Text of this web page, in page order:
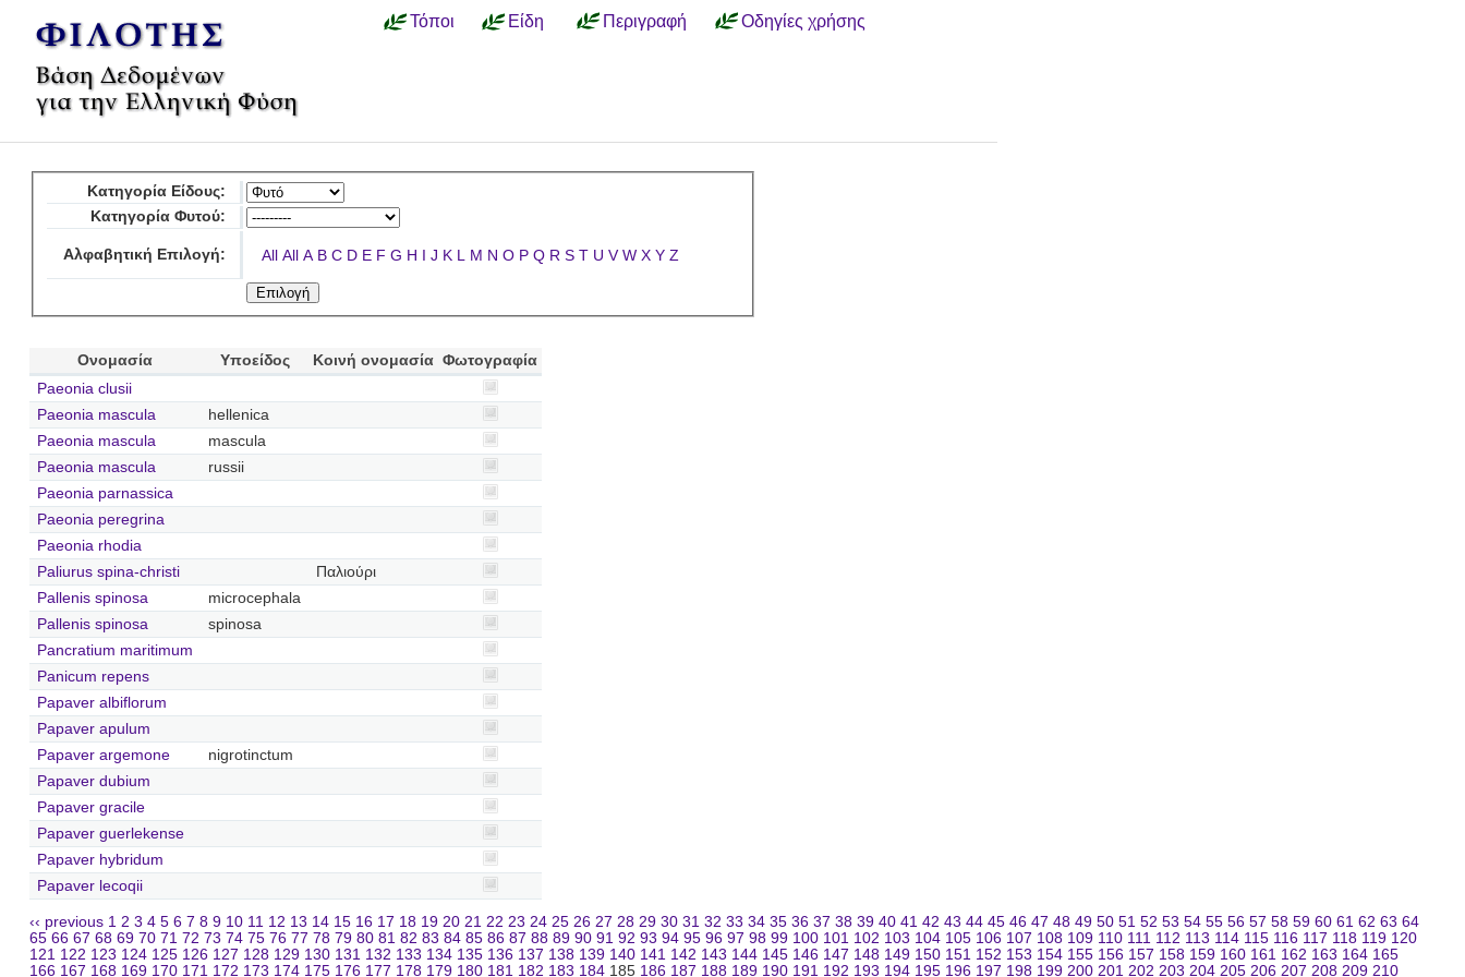
Τόποι Είδη Περιγραφή Οδηγίες χρήσης
Κατηγορία Είδους:
Κατηγορία Φυτού:
Αλφαβητική Επιλογή: All All A B C D E F G H I J K L M N O P Q R S T U V W X Y Z
Ονομασία Υποείδος Κοινή ονομασία Φωτογραφία
Paeonia clusii
Paeonia mascula
hellenica
Paeonia mascula
mascula
Paeonia mascula
russii
Paeonia parnassica
Paeonia peregrina
Paeonia rhodia
Paliurus spina-christi
Παλιούρι
Pallenis spinosa
microcephala
Pallenis spinosa
spinosa
Pancratium maritimum
Panicum repens
Papaver albiflorum
Papaver apulum
Papaver argemone
nigrotinctum
Papaver dubium
Papaver gracile
Papaver guerlekense
Papaver hybridum
Papaver lecoqii
‹‹ previous 1 2 3 4 5 6 7 8 9 10 11 12 13 14 15 16 17 18 19 20 21 22 23 24 25 26 27 28 29 30 31 32 33 34 35 36 37 38 39 40 41 42 43 44 45 46 47 48 49 50 51 52 53 54 55 56 57 58 59 60 61 62 63 64
65 66 67 68 69 70 71 72 73 74 75 76 77 78 79 80 81 82 83 84 85 86 87 88 89 90 91 92 93 94 95 96 97 98 99 100 101 102 103 104 105 106 107 108 109 110 111 112 113 114 115 116 117 118 119 120
121 122 123 124 125 126 127 128 129 130 131 132 133 134 135 136 137 138 139 140 141 142 143 144 145 146 147 148 149 150 151 152 153 154 155 156 157 158 159 160 161 162 163 164 165
166 167 168 169 170 171 172 173 174 175 176 177 178 179 180 181 182 183 184 185 186 187 188 189 190 191 192 193 194 195 196 197 198 199 200 201 202 203 204 205 206 207 208 209 210